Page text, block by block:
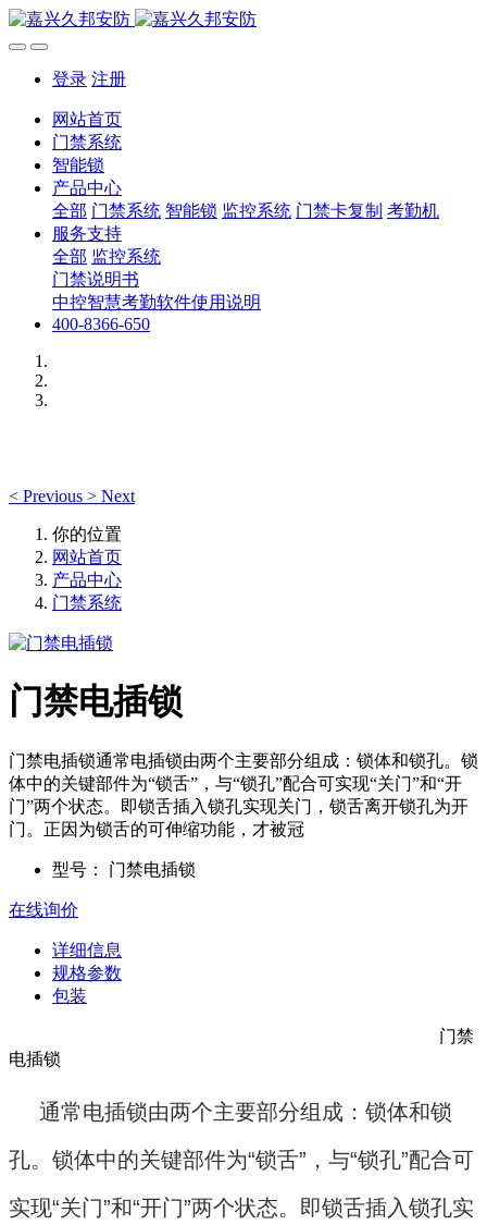
登录 注册
网站首页
门禁系统
智能锁
产品中心
全部 门禁系统 智能锁 监控系统 门禁卡复制 考勤机
服务支持
全部 监控系统
门禁说明书
中控智慧考勤软件使用说明
400-8366-650
< Previous > Next
你的位置
网站首页
产品中心
门禁系统
门禁电插锁
门禁电插锁通常电插锁由两个主要部分组成：锁体和锁孔。锁
体中的关键部件为“锁舌”，与“锁孔”配合可实现“关门”和“开
门”两个状态。即锁舌插入锁孔实现关门，锁舌离开锁孔为开
门。正因为锁舌的可伸缩功能，才被冠
型号： 门禁电插锁
在线询价
详细信息
规格参数
包装
门禁
电插锁
通常电插锁由两个主要部分组成：锁体和锁
孔。锁体中的关键部件为“锁舌”，与“锁孔”配合可
实现“关门”和“开门”两个状态。即锁舌插入锁孔实